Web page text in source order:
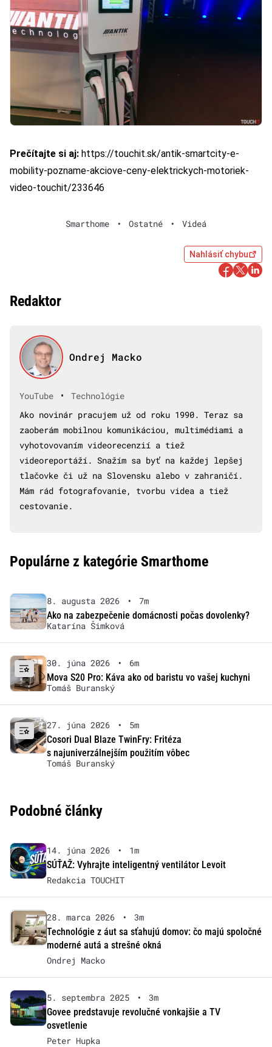
Prečítajte si aj: https://touchit.sk/antik-smartcity-e-
mobility-pozname-akciove-ceny-elektrickych-motoriek-
video-touchit/233646
Smarthome • Ostatné • Videá
Nahlásiť chybu
Redaktor
Ondrej Macko
YouTube •
Technológie
Ako novinár pracujem už od roku 1990. Teraz sa
zaoberám mobilnou komunikáciou, multimédiami a
vyhotovovaním videorecenzií a tiež
videoreportáží. Snažím sa byť na každej lepšej
tlačovke či už na Slovensku alebo v zahraničí.
Mám rád fotografovanie, tvorbu videa a tiež
cestovanie.
Populárne z kategórie Smarthome
8. augusta 2026 •
7m
Ako na zabezpečenie domácnosti počas dovolenky?
Katarína Šimková
30. júna 2026 •
6m
Mova S20 Pro: Káva ako od baristu vo vašej kuchyni
Tomáš Buranský
27. júna 2026 •
5m
Cosori Dual Blaze TwinFry: Fritéza
s najuniverzálnejším použitím vôbec
Tomáš Buranský
Podobné články
14. júna 2026 •
1m
SÚŤAŽ: Vyhrajte inteligentný ventilátor Levoit
Redakcia TOUCHIT
28. marca 2026 •
3m
Technológie z áut sa sťahujú domov: čo majú spoločné
moderné autá a strešné okná
Ondrej Macko
5. septembra 2025 •
3m
Govee predstavuje revolučné vonkajšie a TV
osvetlenie
Peter Hupka